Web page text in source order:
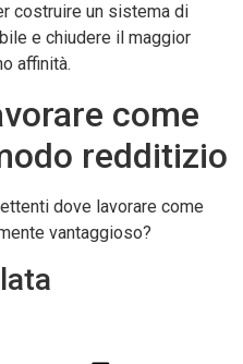
costruire un sistema di
e chiudere il maggior
affinità.
come
redditizio
dove lavorare come
vantaggioso?